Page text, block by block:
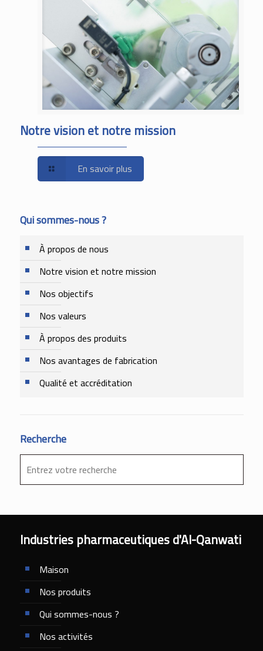
Notre vision et notre mission
En savoir plus
Qui sommes-nous ?
À propos de nous
Notre vision et notre mission
Nos objectifs
Nos valeurs
À propos des produits
Nos avantages de fabrication
Qualité et accréditation
Recherche
Industries pharmaceutiques d'Al-Qanwati
Maison
Nos produits
Qui sommes-nous ?
Nos activités